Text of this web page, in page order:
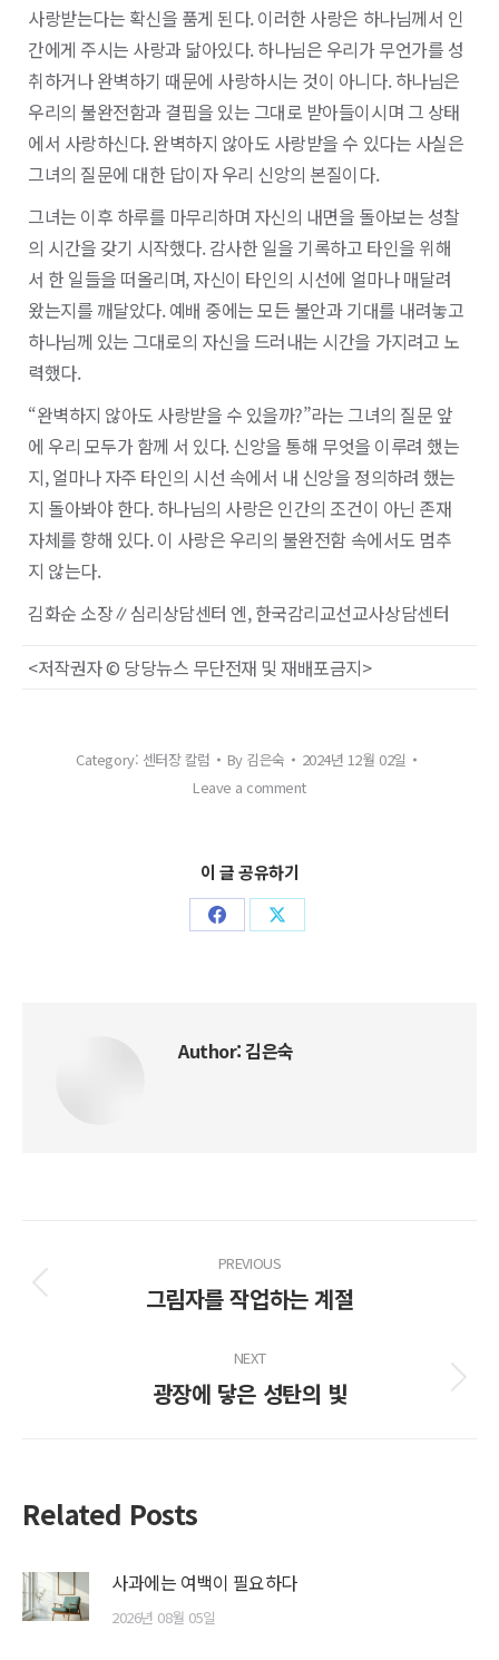
사랑받는다는 확신을 품게 된다. 이러한 사랑은 하나님께서 인
간에게 주시는 사랑과 닮아있다. 하나님은 우리가 무언가를 성
취하거나 완벽하기 때문에 사랑하시는 것이 아니다. 하나님은
우리의 불완전함과 결핍을 있는 그대로 받아들이시며 그 상태
에서 사랑하신다. 완벽하지 않아도 사랑받을 수 있다는 사실은
그녀의 질문에 대한 답이자 우리 신앙의 본질이다.
그녀는 이후 하루를 마무리하며 자신의 내면을 돌아보는 성찰
의 시간을 갖기 시작했다. 감사한 일을 기록하고 타인을 위해
서 한 일들을 떠올리며, 자신이 타인의 시선에 얼마나 매달려
왔는지를 깨달았다. 예배 중에는 모든 불안과 기대를 내려놓고
하나님께 있는 그대로의 자신을 드러내는 시간을 가지려고 노
력했다.
“완벽하지 않아도 사랑받을 수 있을까?”라는 그녀의 질문 앞
에 우리 모두가 함께 서 있다. 신앙을 통해 무엇을 이루려 했는
지, 얼마나 자주 타인의 시선 속에서 내 신앙을 정의하려 했는
지 돌아봐야 한다. 하나님의 사랑은 인간의 조건이 아닌 존재
자체를 향해 있다. 이 사랑은 우리의 불완전함 속에서도 멈추
지 않는다.
김화순 소장∥심리상담센터 엔, 한국감리교선교사상담센터
<저작권자 © 당당뉴스 무단전재 및 재배포금지>
Category: 센터장 칼럼 By 김은숙
2024년 12월 02일
Leave a comment
이 글 공유하기
Share Share
Author:김은숙
navigation
PREVIOUS
Previous
그림자를 작업하는 계절
NEXT
Next
광장에 닿은 성탄의 빛
Related Posts
사과에는 여백이 필요하다
2026년 08월 05일